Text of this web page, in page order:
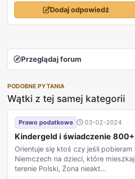
Dodaj odpowiedź
Przeglądaj forum
PODOBNE PYTANIA
Wątki z tej samej kategorii
Prawo podatkowe 03-02-2024
Kindergeld i świadczenie
Orientuje się ktoś czy jeśli pobieram
Niemczech na dzieci, które
terenie Polski, Żona nieakt...